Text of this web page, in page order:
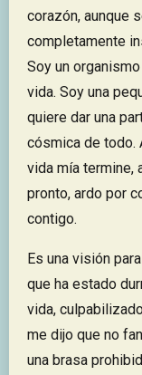
corazón, aunque
completamente
Soy un
vida. Soy una
quiere dar una
cósmica de todo.
vida mía termine,
pronto, ardo por
contigo.
Es una visión
que ha estado
vida,
me dijo que no
una brasa